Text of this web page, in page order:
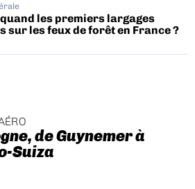
quand les premiers largages
sur les feux de forêt en France ?
de Guynemer à
Suiza